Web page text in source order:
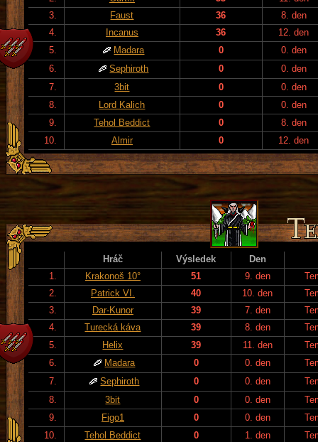
3.
Faust 36
8. den
4.
Incanus 36
12. den
5.
Madara 0
0. den
6.
Sephiroth 0
0. den
7.
3bit 0
0. den
8.
Lord Kalich 0
0. den
9.
Tehol Beddict 0
8. den
10.
Almir 0 12. den
Hráč Výsledek
Den
1.
Krakonoš 10° 51 9. den
2.
Patrick VI. 40 10. den
3.
Dar-Kunor 39 7. den
4.
Turecká káva 39 8. den
5.
Helix 39 11. den
6.
Madara 0 0. den
7.
Sephiroth 0 0. den
8.
3bit 0 0. den
9.
Figo1 0 0. den
10.
Tehol Beddict 0 1. den